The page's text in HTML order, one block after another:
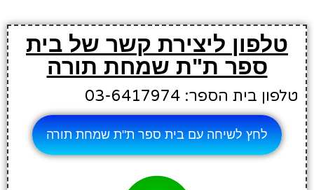
טלפון ליצירת קשר של בית
ספר ת"ת שמחת תורה
טלפון בית הספר: 03-6417974
לחץ לשיחה עם בית ספר ת"ת שמחת תורה